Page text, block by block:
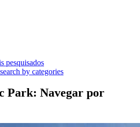
pesquisados
by categories
Park: Navegar por